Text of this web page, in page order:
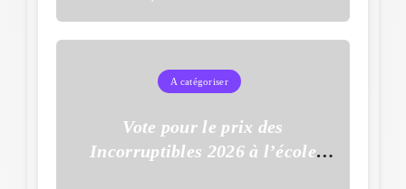
A catégoriser
Vote pour le prix des
Incorruptibles 2026 à l’école